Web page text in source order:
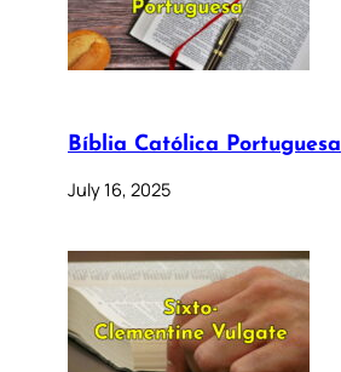
Bíblia Católica Portuguesa
July 16, 2025